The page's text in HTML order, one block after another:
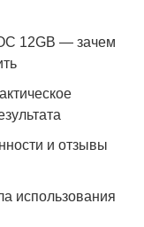
12GB — зачем
и отзывы
использования